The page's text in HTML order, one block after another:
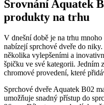
Srovnání Aquatek
produkty na trhu
V dnešní době je na trhu
nabízejí sprchové dveře do
několika vylepšeními a
špičku ve své kategorii. Jedním
chromové provedení, které
Sprchové dveře Aquatek B02
umožňuje snadný přístup do